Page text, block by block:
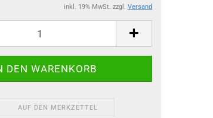
inkl. 19% MwSt. zzgl. Versand
AUF DEN MERKZETTEL